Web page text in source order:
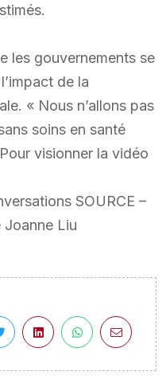
les gouvernements se
de la
« Nous n’allons pas
soins en santé
visionner la vidéo
SOURCE –
Joanne Liu